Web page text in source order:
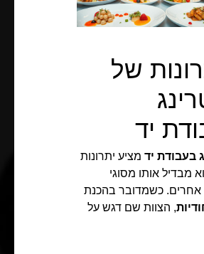
של
יד
בעבודת יד מציע יתרונות
מבדיל אותו מסוגי
אחרים. כשמדובר בהכנת
, הצוות שם דגש על